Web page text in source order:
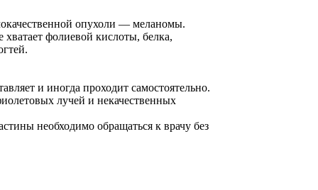
опухоли — меланомы.
фолиевой кислоты, белка,
и иногда проходит самостоятельно.
лучей и некачественных
необходимо обращаться к врачу без